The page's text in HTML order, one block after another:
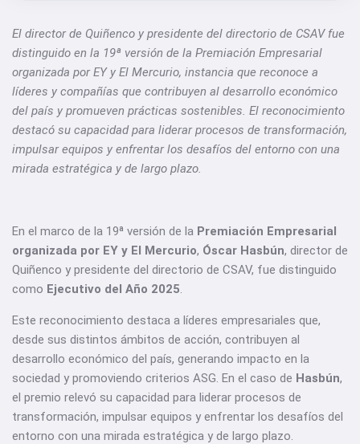
El director de Quiñenco y presidente del directorio de CSAV fue
distinguido en la 19ª versión de la Premiación Empresarial
organizada por EY y El Mercurio, instancia que reconoce a
líderes y compañías que contribuyen al desarrollo económico
del país y promueven prácticas sostenibles. El reconocimiento
destacó su capacidad para liderar procesos de transformación,
impulsar equipos y enfrentar los desafíos del entorno con una
mirada estratégica y de largo plazo.
En el marco de la 19ª versión de la Premiación Empresarial
organizada por EY y El Mercurio, Óscar Hasbún, director de
Quiñenco y presidente del directorio de CSAV, fue distinguido
como Ejecutivo del Año 2025.
Este reconocimiento destaca a líderes empresariales que,
desde sus distintos ámbitos de acción, contribuyen al
desarrollo económico del país, generando impacto en la
sociedad y promoviendo criterios ASG. En el caso de Hasbún,
el premio relevó su capacidad para liderar procesos de
transformación, impulsar equipos y enfrentar los desafíos del
entorno con una mirada estratégica y de largo plazo.